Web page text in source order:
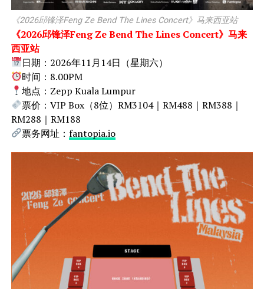
《2026邱锋泽Feng Ze Bend The Lines Concert》马来西亚站
《2026邱锋泽Feng Ze Bend The Lines Concert》马来
西亚站
日期：2026年11月14日（星期六）
时间：8.00PM
地点：Zepp Kuala Lumpur
票价：VIP Box（8位）RM3104｜RM488｜RM388｜
RM288｜RM188
票务网址： fantopia.io